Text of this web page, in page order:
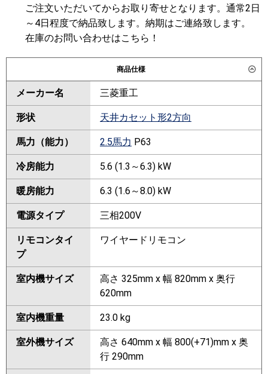
ご注文いただいてからお取り寄せとなります。通常2日
～4日程度で納品致します。納期はご連絡致します。
在庫のお問い合わせはこちら！
商品仕様
メーカー名 三菱重工
形状 天井カセット形2方向
馬力（能力） 2.5馬力 P63
冷房能力 5.6 (1.3～6.3) kW
暖房能力 6.3 (1.6～8.0) kW
電源タイプ 三相200V
リモコンタイ
プ
ワイヤードリモコン
室内機サイズ
高さ 325mm x 幅 820mm x 奥行
620mm
室内機重量 23.0 kg
室外機サイズ
高さ 640mm x 幅 800(+71)mm x 奥
行 290mm